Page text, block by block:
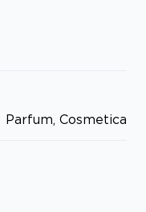
Parfum, Cosmetica